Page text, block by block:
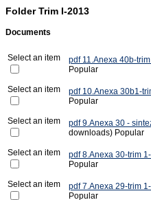
Folder Trim I-2013
Documents
Select an item pdf 11.Anexa 40b-
Popular
Select an item
pdf 10.Anexa 30b1-
Popular
Select an item
pdf 9.Anexa 30 -
downloads) Popular
Select an item
pdf 8.Anexa 30-trim
Popular
Select an item
pdf 7.Anexa 29-trim
Popular